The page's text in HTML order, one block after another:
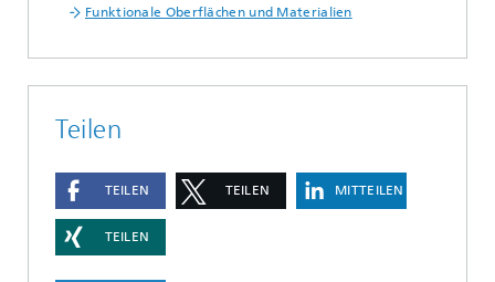
Funktionale Oberflächen und Materialien
Teilen
TEILEN TEILEN MITTEILEN
TEILEN